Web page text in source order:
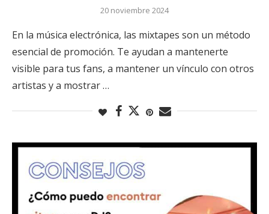
20 noviembre 2024
En la música electrónica, las mixtapes son un método
esencial de promoción. Te ayudan a mantenerte
visible para tus fans, a mantener un vínculo con otros
artistas y a mostrar …